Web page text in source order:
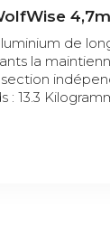
de
la
: 13.3